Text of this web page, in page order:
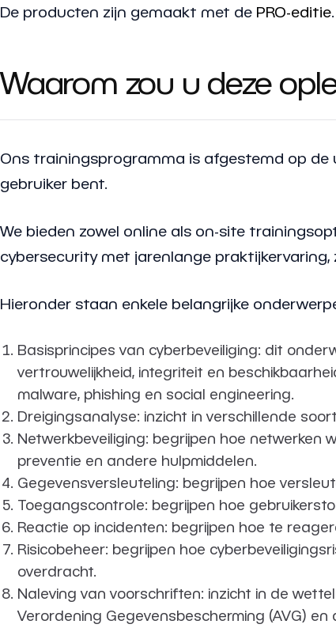
De producten zijn gemaakt met de PRO-editie.
Waarom zou u deze
Ons trainingsprogramma is afgestemd op de
gebruiker bent.
We bieden zowel online als on-site
cybersecurity met jarenlange
Hieronder staan enkele belangrijke
Basisprincipes van cyberbeveiliging: dit
vertrouwelijkheid, integriteit en
malware, phishing en social engineering.
Dreigingsanalyse: inzicht in verschillende
Netwerkbeveiliging: begrijpen hoe netwerken
preventie en andere hulpmiddelen.
Gegevensversleuteling: begrijpen hoe
Toegangscontrole: begrijpen hoe
Reactie op incidenten: begrijpen hoe te
Risicobeheer: begrijpen hoe
overdracht.
Naleving van voorschriften: inzicht in de
Verordening Gegevensbescherming (AVG)